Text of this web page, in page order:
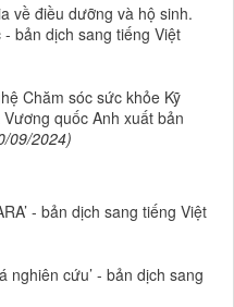
về điều dưỡng và hộ sinh.
bản dịch sang tiếng Việt
Chăm sóc sức khỏe Kỹ
quốc Anh xuất bản
09/2024)
- bản dịch sang tiếng Việt
nghiên cứu’ - bản dịch sang